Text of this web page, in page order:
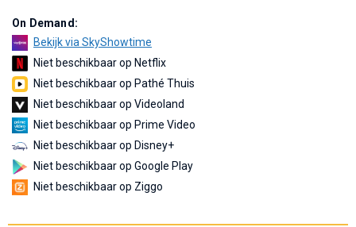
On Demand:
Bekijk via SkyShowtime
Niet beschikbaar op Netflix
Niet beschikbaar op Pathé Thuis
Niet beschikbaar op Videoland
Niet beschikbaar op Prime Video
Niet beschikbaar op Disney+
Niet beschikbaar op Google Play
Niet beschikbaar op Ziggo